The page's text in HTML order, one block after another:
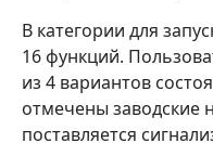
В категории для
16 функций.
из 4 вариантов
отмечены заводские
поставляется